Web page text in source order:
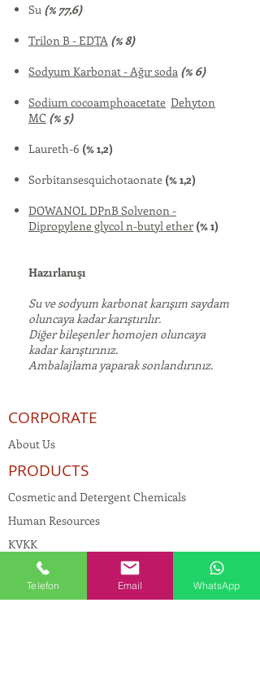
Su (% 77,6)
Trilon B - EDTA (% 8)
Sodyum Karbonat - Ağır soda (% 6)
Sodium cocoamphoacetate Dehyton
MC (% 5)
Laureth-6 (% 1,2)
Sorbitansesquichotaonate (% 1,2)
DOWANOL DPnB Solvenon -
Dipropylene glycol n-butyl ether (% 1)
Hazırlanışı
Su ve sodyum karbonat karışım saydam
oluncaya kadar karıştırılır.
Diğer bileşenler homojen oluncaya
kadar karıştırınız.
Ambalajlama yaparak sonlandırınız.
CORPORATE
About Us
PRODUCTS
Cosmetic and Detergent Chemicals
Human Resources
KVKK
Quality Policy
Textile Chemicals
Telefon Email WhatsApp